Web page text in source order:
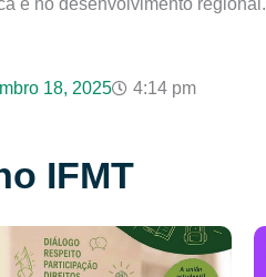
18, 2025 4:14 pm
IFMT